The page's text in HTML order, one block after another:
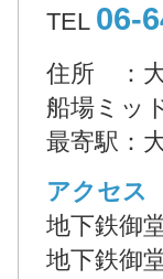
TEL 06-
住所 ：大
船場ミッ
最寄駅：
アクセス
地下鉄御
地下鉄御